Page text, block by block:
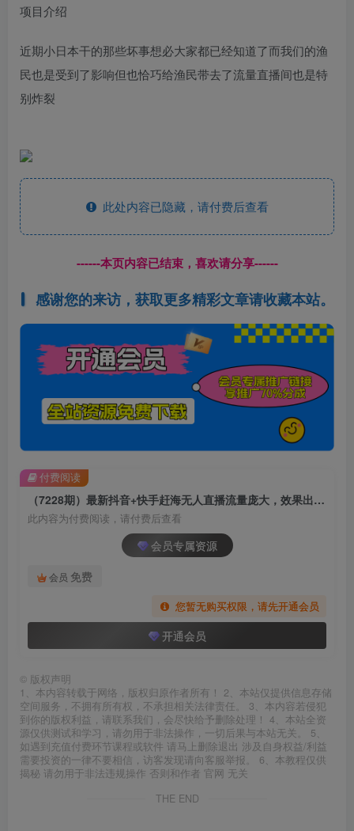
项目介绍
近期小日本干的那些坏事想必大家都已经知道了而我们的渔
民也是受到了影响但也恰巧给渔民带去了流量直播间也是特
别炸裂
此处内容已隐藏，请付费后查看
------本页内容已结束，喜欢请分享------
感谢您的来访，获取更多精彩文章请收藏本站。
（7228期）最新抖音+快手赶海无人直播流量庞大，效果出奇的好（教程+素材）
此内容为付费阅读，请付费后查看
会员专属资源
会员 免费
您暂无购买权限，请先开通会员
开通会员
付费阅读
© 版权声明
1、本内容转载于网络，版权归原作者所有！ 2、本站仅提供信息存储
空间服务，不拥有所有权，不承担相关法律责任。 3、本内容若侵犯
到你的版权利益，请联系我们，会尽快给予删除处理！ 4、本站全资
源仅供测试和学习，请勿用于非法操作，一切后果与本站无关。 5、
如遇到充值付费环节课程或软件 请马上删除退出 涉及自身权益/利益
需要投资的一律不要相信，访客发现请向客服举报。 6、本教程仅供
揭秘 请勿用于非法违规操作 否则和作者 官网 无关
THE END